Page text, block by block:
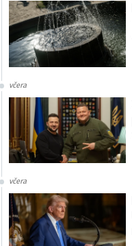
včera
včera